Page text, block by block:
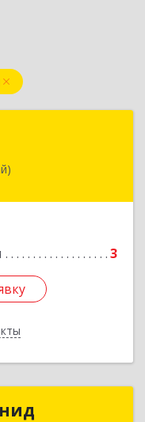
3
Шпаковский р-
Подробнее
Леонид